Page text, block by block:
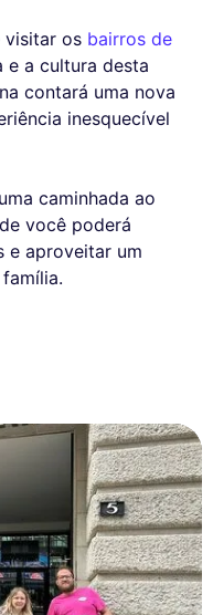
visitar os bairros de
e a cultura desta
contará uma nova
inesquecível
caminhada ao
você poderá
e aproveitar um